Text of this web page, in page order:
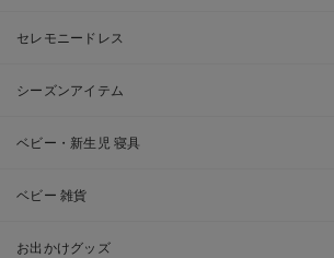
セレモニードレス
シーズンアイテム
ベビー・新生児 寝具
ベビー 雑貨
お出かけグッズ